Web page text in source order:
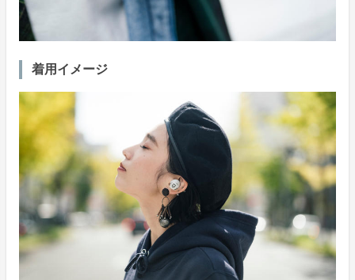
着用イメージ